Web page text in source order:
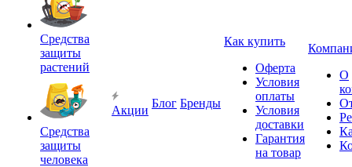
Средства
защиты
растений
Средства
защиты
человека
Акции
Блог Бренды
Как купить
Оферта
Условия
оплаты
Условия
доставки
Гарантия
на товар
О